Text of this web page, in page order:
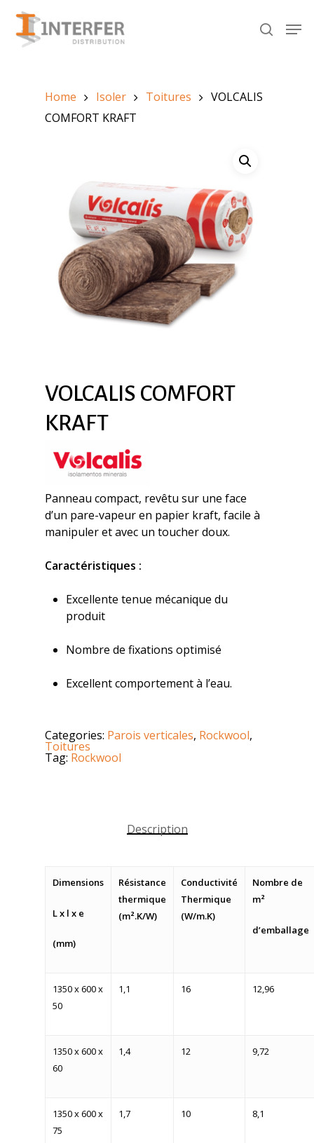
Recherche
Home Isoler Toitures
VOLCALIS
COMFORT KRAFT
VOLCALIS COMFORT
KRAFT
Panneau compact, revêtu sur une face
d’un pare-vapeur en papier kraft, facile à
manipuler et avec un toucher doux.
Caractéristiques :
Excellente tenue mécanique du
produit
Nombre de fixations optimisé
Excellent comportement à l’eau.
Categories: Parois verticales, Rockwool,
Toitures
Tag: Rockwool
Description
Dimensions
L x l x e
(mm)
Résistance
thermique
(m².K/W)
Conductivité
Thermique
(W/m.K)
Nombre de
m²
d’emballage
1350 x 600 x
50
1,1 16 12,96
1350 x 600 x
60
1,4 12 9,72
1350 x 600 x
75
1,7 10 8,1